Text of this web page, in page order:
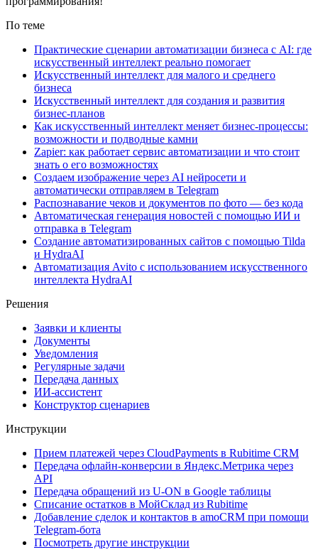
По теме
Практические сценарии автоматизации бизнеса с AI: где
искусственный интеллект реально помогает
Искусственный интеллект для малого и среднего
бизнеса
Искусственный интеллект для создания и развития
бизнес-планов
Как искусственный интеллект меняет бизнес-процессы:
возможности и подводные камни
Zapier: как работает сервис автоматизации и что стоит
знать о его возможностях
Создаем изображение через AI нейросети и
автоматически отправляем в Telegram
Распознавание чеков и документов по фото — без кода
Автоматическая генерация новостей с помощью ИИ и
отправка в Telegram
Создание автоматизированных сайтов с помощью Tilda
и HydraAI
Автоматизация Avito с использованием искусственного
интеллекта HydraAI
Решения
Заявки и клиенты
Документы
Уведомления
Регулярные задачи
Передача данных
ИИ-ассистент
Конструктор сценариев
Инструкции
Прием платежей через CloudPayments в Rubitime CRM
Передача офлайн-конверсии в Яндекс.Метрика через
API
Передача обращений из U-ON в Google таблицы
Списание остатков в МойСклад из Rubitime
Добавление сделок и контактов в amoCRM при помощи
Telegram-бота
Посмотреть другие инструкции